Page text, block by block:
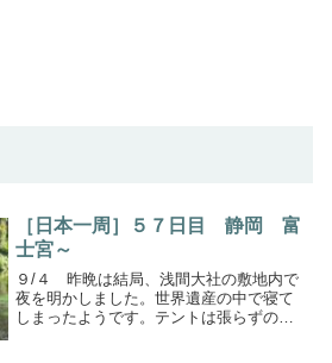
［日本一周］５７日目 静岡 富
士宮～
９/４ 昨晩は結局、浅間大社の敷地内で
夜を明かしました。世界遺産の中で寝て
しまったようです。テントは張らずの野